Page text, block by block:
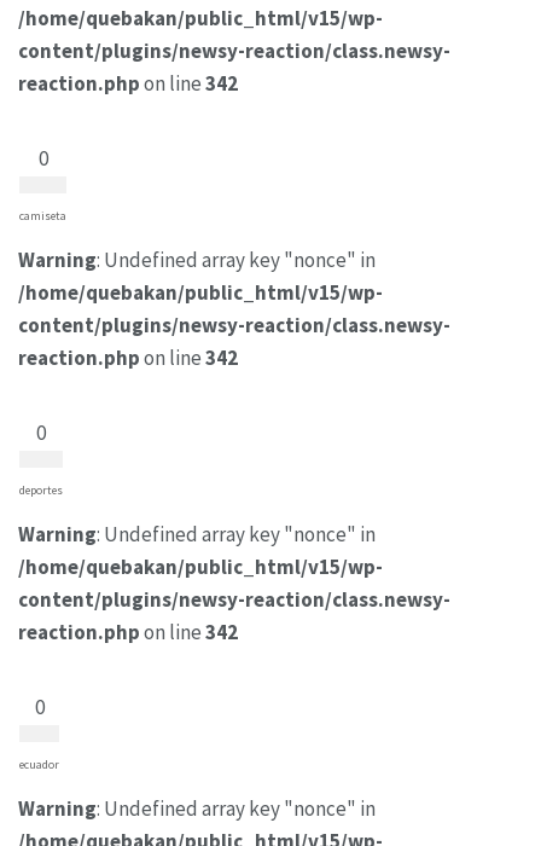
/home/quebakan/public_html/v15/wp-
content/plugins/newsy-reaction/class.newsy-
reaction.phpon line342
0
camiseta
Warning: Undefined array key "nonce" in
/home/quebakan/public_html/v15/wp-
content/plugins/newsy-reaction/class.newsy-
reaction.phpon line342
0
deportes
Warning: Undefined array key "nonce" in
/home/quebakan/public_html/v15/wp-
content/plugins/newsy-reaction/class.newsy-
reaction.phpon line342
0
ecuador
Warning: Undefined array key "nonce" in